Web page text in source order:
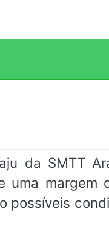
da SMTT
uma margem
possíveis